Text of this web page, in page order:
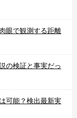
眼で観測する距離
の検証と事実だっ
可能？検出最新実